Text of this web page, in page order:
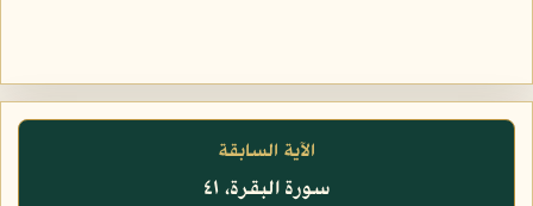
الآية السابقة
سورة البقرة، ٤١